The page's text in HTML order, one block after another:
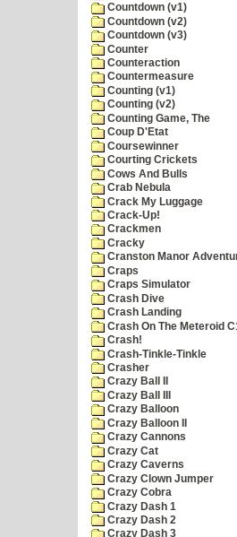
Countdown (v1)
Countdown (v2)
Countdown (v3)
Counter
Counteraction
Countermeasure
Counting (v1)
Counting (v2)
Counting Game, The
Coup D'Etat
Coursewinner
Courting Crickets
Cows And Bulls
Crab Nebula
Crack My Luggage
Crack-Up!
Crackmen
Cracky
Cranston Manor
Craps
Craps Simulator
Crash Dive
Crash Landing
Crash On The Meteroid
Crash!
Crash-Tinkle-Tinkle
Crasher
Crazy Ball II
Crazy Ball III
Crazy Balloon
Crazy Balloon II
Crazy Cannons
Crazy Cat
Crazy Caverns
Crazy Clown Jumper
Crazy Cobra
Crazy Dash 1
Crazy Dash 2
Crazy Dash 3